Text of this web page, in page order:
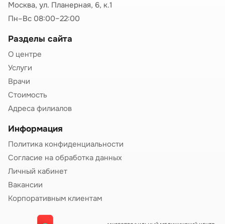
Москва, ул. Планерная, 6, к.1
Пн–Вс 08:00–22:00
Разделы сайта
О центре
Услуги
Врачи
Стоимость
Адреса филиалов
Информация
Политика конфиденциальности
Согласие на обработка данных
Личный кабинет
Вакансии
Корпоративным клиентам